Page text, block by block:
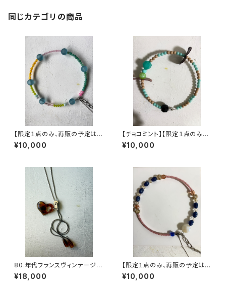
同じカテゴリの商品
【限定１点のみ、再販の予定はあ
りません】ヴィンテージパーツで
作った丸型3wayネックレス【3
¥10,000
【チョコミント】【限定１点のみ、
再販の予定はありません】ヴィン
テージパーツで作った丸型3wa
¥10,000
80.年代フランスヴィンテージ
ループタイハートネックレス
¥18,000
【限定１点のみ、再販の予定はあ
りません】ヴィンテージパーツで
作った丸型3wayネックレス【3
¥10,000